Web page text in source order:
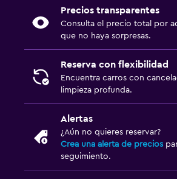
Precios transparentes
Consulta el precio total por
que no haya sorpresas.
Reserva con flexibilidad
Encuentra carros con
limpieza profunda.
Alertas
¿Aún no quieres reservar?
Crea una alerta de precios
seguimiento.